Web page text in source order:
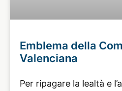
Emblema della
Valenciana
Per ripagare la lealtà e